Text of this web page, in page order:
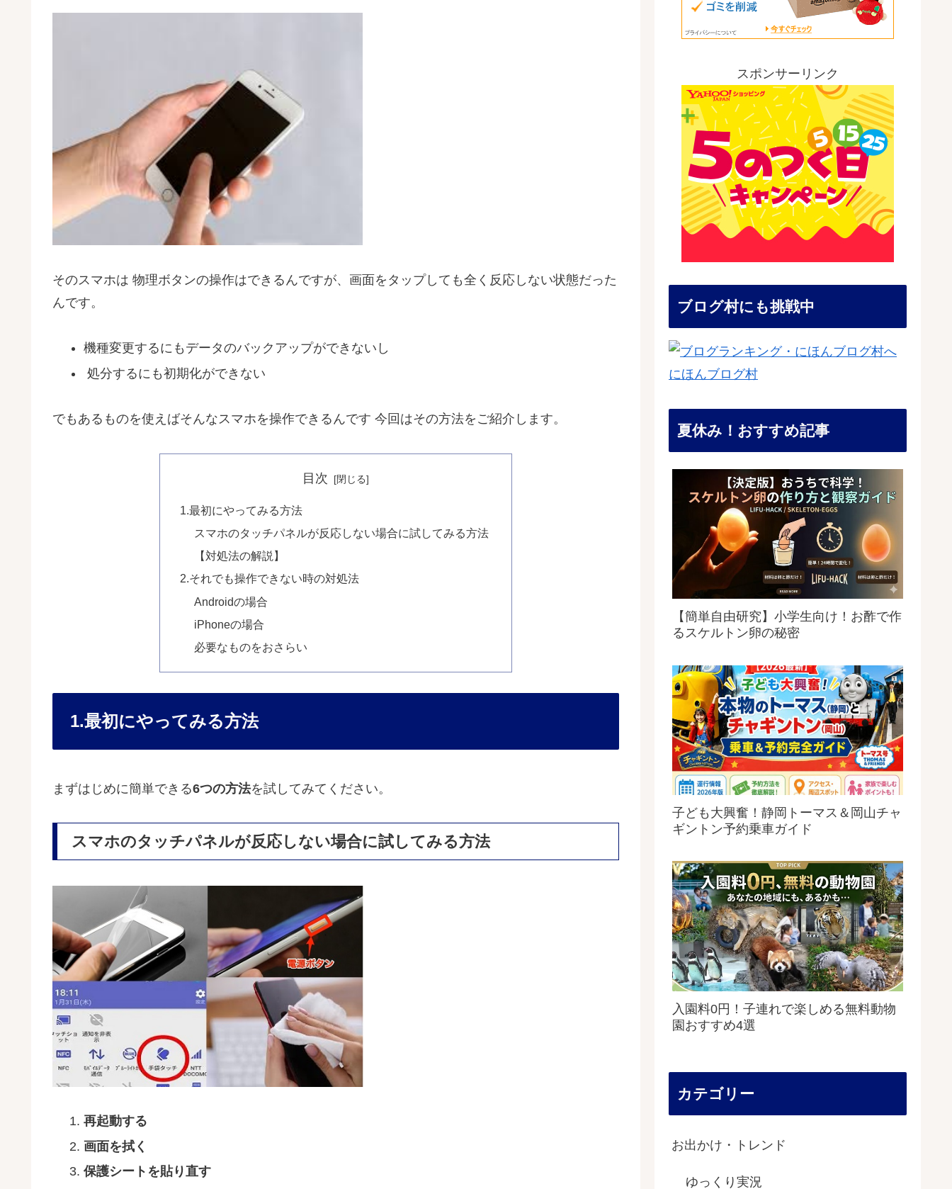
そのスマホは 物理ボタンの操作はできるんですが、画面をタップしても全く反応しない状態だった
んです。
機種変更するにもデータのバックアップができないし
処分するにも初期化ができない
でもあるものを使えばそんなスマホを操作できるんです 今回はその方法をご紹介します。
目次
1.最初にやってみる方法
スマホのタッチパネルが反応しない場合に試してみる方法
【対処法の解説】
2.それでも操作できない時の対処法
Androidの場合
iPhoneの場合
必要なものをおさらい
1.最初にやってみる方法
まずはじめに簡単できる6つの方法を試してみてください。
スマホのタッチパネルが反応しない場合に試してみる方法
再起動する
画面を拭く
保護シートを貼り直す
スポンサーリンク
ブログ村にも挑戦中
にほんブログ村
夏休み！おすすめ記事
【簡単自由研究】小学生向け！お酢で作
るスケルトン卵の秘密
子ども大興奮！静岡トーマス＆岡山チャ
ギントン予約乗車ガイド
入園料0円！子連れで楽しめる無料動物
園おすすめ4選
カテゴリー
お出かけ・トレンド
ゆっくり実況